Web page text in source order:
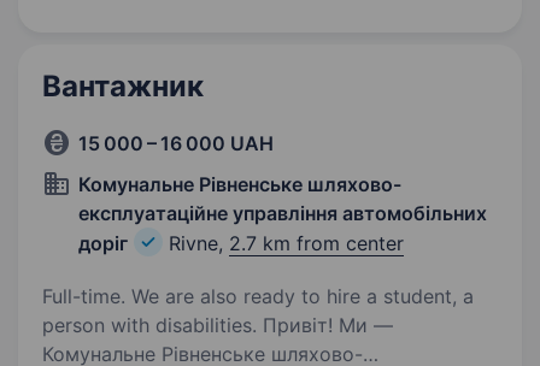
Вантажник
15 000 – 16 000 UAH
Комунальне Рівненське шляхово-
експлуатаційне управління автомобільних
доріг
Rivne, 2.7 km from center
Full-time. We are also ready to hire a student, a
person with disabilities. Привіт! Ми —
Комунальне Рівненське шляхово-